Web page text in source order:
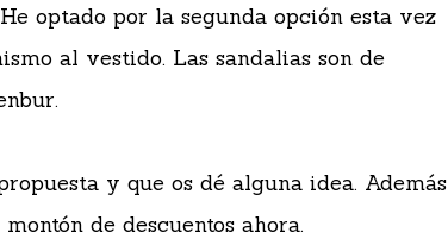
optado por la segunda opción esta vez
al vestido. Las sandalias son de
y que os dé alguna idea. Además
de descuentos ahora.